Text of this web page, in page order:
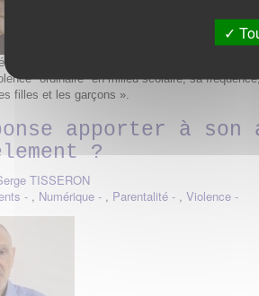
47 604 élèves âgés de 8 à 19 ans ont été
"ordinaire" en milieu scolaire, sa
filles et les garçons ».
apporter à son
?
TISSERON
, Numérique , Parentalité , Violence